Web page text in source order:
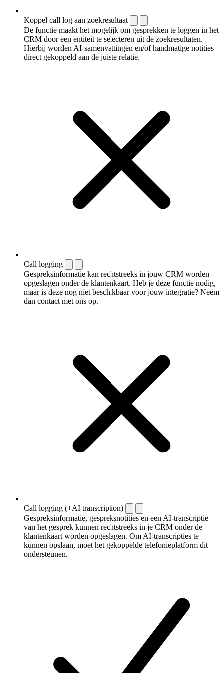
Koppel call log aan zoekresultaat
De functie maakt het mogelijk om gesprekken te loggen in het
CRM door een entiteit te selecteren uit de zoekresultaten.
Hierbij worden AI-samenvattingen en/of handmatige notities
direct gekoppeld aan de juiste relatie.
Call logging
Gespreksinformatie kan rechtstreeks in jouw CRM worden
opgeslagen onder de klantenkaart. Heb je deze functie nodig,
maar is deze nog niet beschikbaar voor jouw integratie? Neem
dan contact met ons op.
Call logging (+AI transcription)
Gespreksinformatie, gespreksnotities en een AI-transcriptie
van het gesprek kunnen rechtstreeks in je CRM onder de
klantenkaart worden opgeslagen. Om AI-transcripties te
kunnen opslaan, moet het gekoppelde telefonieplatform dit
ondersteunen.